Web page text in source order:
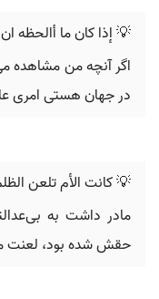
💡 ‬إذا كان ما أالحظه
اگر آنچه من مشاهده
در جهان هستی امری
💡 كانت الأم تلعن
مادر داشت به
حقش شده بود، لعنت